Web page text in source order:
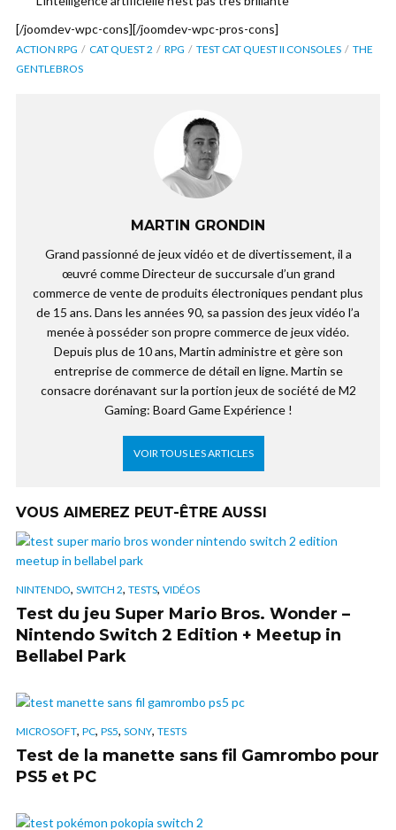
[/joomdev-wpc-cons][/joomdev-wpc-pros-cons]
ACTION RPG CAT QUEST 2 RPG TEST CAT QUEST II CONSOLES
THE
GENTLEBROS
MARTIN GRONDIN
Grand passionné de jeux vidéo et de divertissement, il a
œuvré comme Directeur de succursale d’un grand
commerce de vente de produits électroniques pendant plus
de 15 ans. Dans les années 90, sa passion des jeux vidéo l’a
menée à posséder son propre commerce de jeux vidéo.
Depuis plus de 10 ans, Martin administre et gère son
entreprise de commerce de détail en ligne. Martin se
consacre dorénavant sur la portion jeux de société de M2
Gaming: Board Game Expérience !
VOIR TOUS LES ARTICLES
VOUS AIMEREZ PEUT-ÊTRE AUSSI
NINTENDO, SWITCH 2, TESTS, VIDÉOS
Test du jeu Super Mario Bros. Wonder –
Nintendo Switch 2 Edition + Meetup in
Bellabel Park
MICROSOFT, PC, PS5, SONY, TESTS
Test de la manette sans fil Gamrombo pour
PS5 et PC